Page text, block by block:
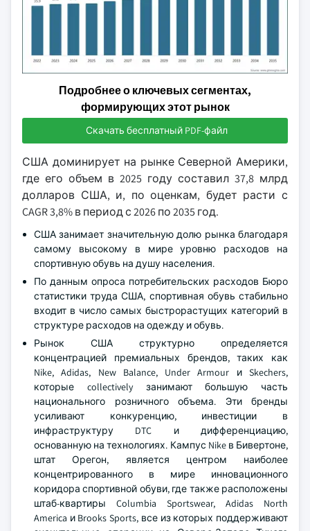
Подробнее о ключевых сегментах,
формирующих этот рынок
Скачать бесплатный PDF-файл
США доминирует на рынке Северной Америки,
где его объем в 2025 году составил 37,8 млрд
долларов США, и, по оценкам, будет расти с
CAGR 3,8% в период с 2026 по 2035 год.
США занимает значительную долю рынка благодаря
самому высокому в мире уровню расходов на
спортивную обувь на душу населения.
По данным опроса потребительских расходов Бюро
статистики труда США, спортивная обувь стабильно
входит в число самых быстрорастущих категорий в
структуре расходов на одежду и обувь.
Рынок США структурно определяется
концентрацией премиальных брендов, таких как
Nike, Adidas, New Balance, Under Armour и Skechers,
которые collectively занимают большую часть
национального розничного объема. Эти бренды
усиливают конкуренцию, инвестиции в
инфраструктуру DTC и дифференциацию,
основанную на технологиях. Кампус Nike в Бивертоне,
штат Орегон, является центром наиболее
концентрированного в мире инновационного
коридора спортивной обуви, где также расположены
штаб-квартиры Columbia Sportswear, Adidas North
America и Brooks Sports, все из которых поддерживают